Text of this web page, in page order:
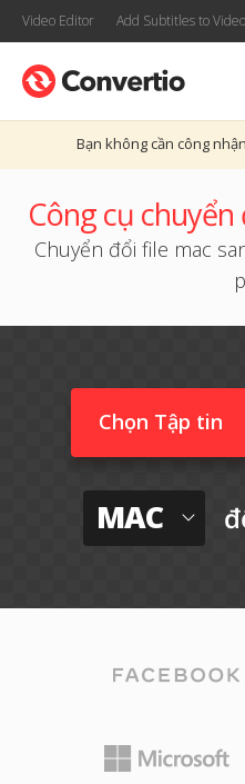
Video Editor Add Subtitles to Video
Bạn không cần công
Công cụ chuyển
Chuyển đổi file mac
Chọn Tập tin
MAC